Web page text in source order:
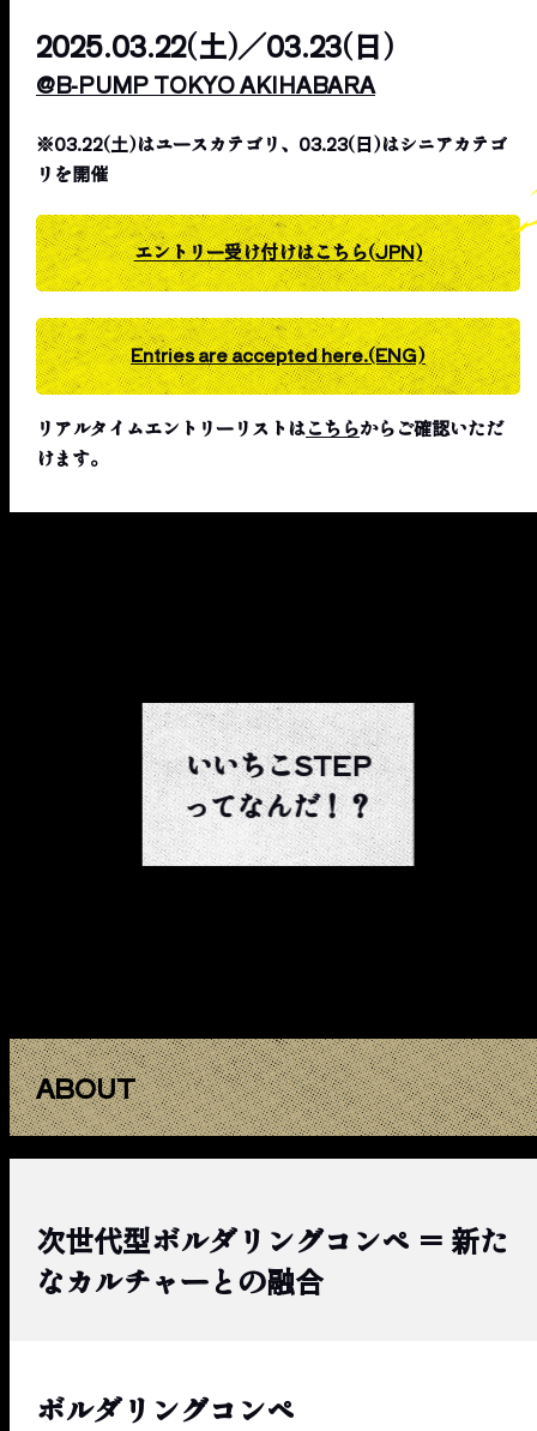
2025.03.22(土)／03.23(日)
@B-PUMP TOKYO AKIHABARA
※03.22(土)はユースカテゴリ、03.23(日)はシニアカテゴ
リを開催
エントリー受け付けはこちら(JPN)
Entries are accepted here.(ENG)
リアルタイムエントリーリストはこちらからご確認いただ
けます。
いいちこSTEP
ってなんだ！？
ABOUT
次世代型ボルダリングコンペ ＝ 新た
なカルチャーとの融合
ボルダリングコンペ